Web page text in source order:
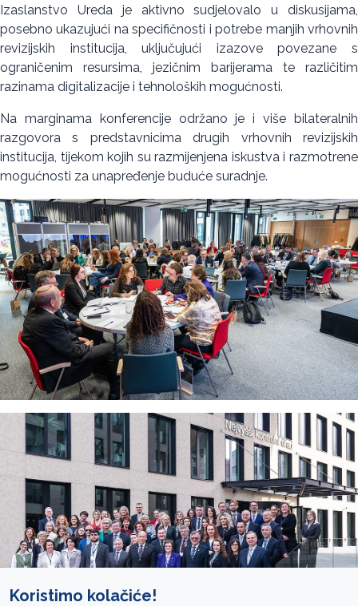
Izaslanstvo Ureda je aktivno sudjelovalo u diskusijama,
posebno ukazujući na specifičnosti i potrebe manjih vrhovnih
revizijskih institucija, uključujući izazove povezane s
ograničenim resursima, jezičnim barijerama te različitim
razinama digitalizacije i tehnoloških mogućnosti.
Na marginama konferencije održano je i više bilateralnih
razgovora s predstavnicima drugih vrhovnih revizijskih
institucija, tijekom kojih su razmijenjena iskustva i razmotrene
mogućnosti za unapređenje buduće suradnje.
Koristimo kolačiće!